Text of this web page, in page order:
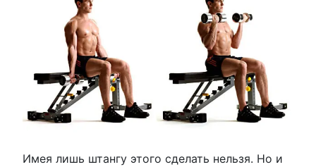
Имея лишь штангу этого сделать нельзя. Но и